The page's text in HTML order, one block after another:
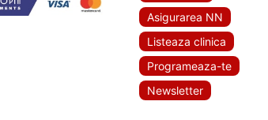
Asigurarea NN
Listeaza clinica
Programeaza-te
Newsletter